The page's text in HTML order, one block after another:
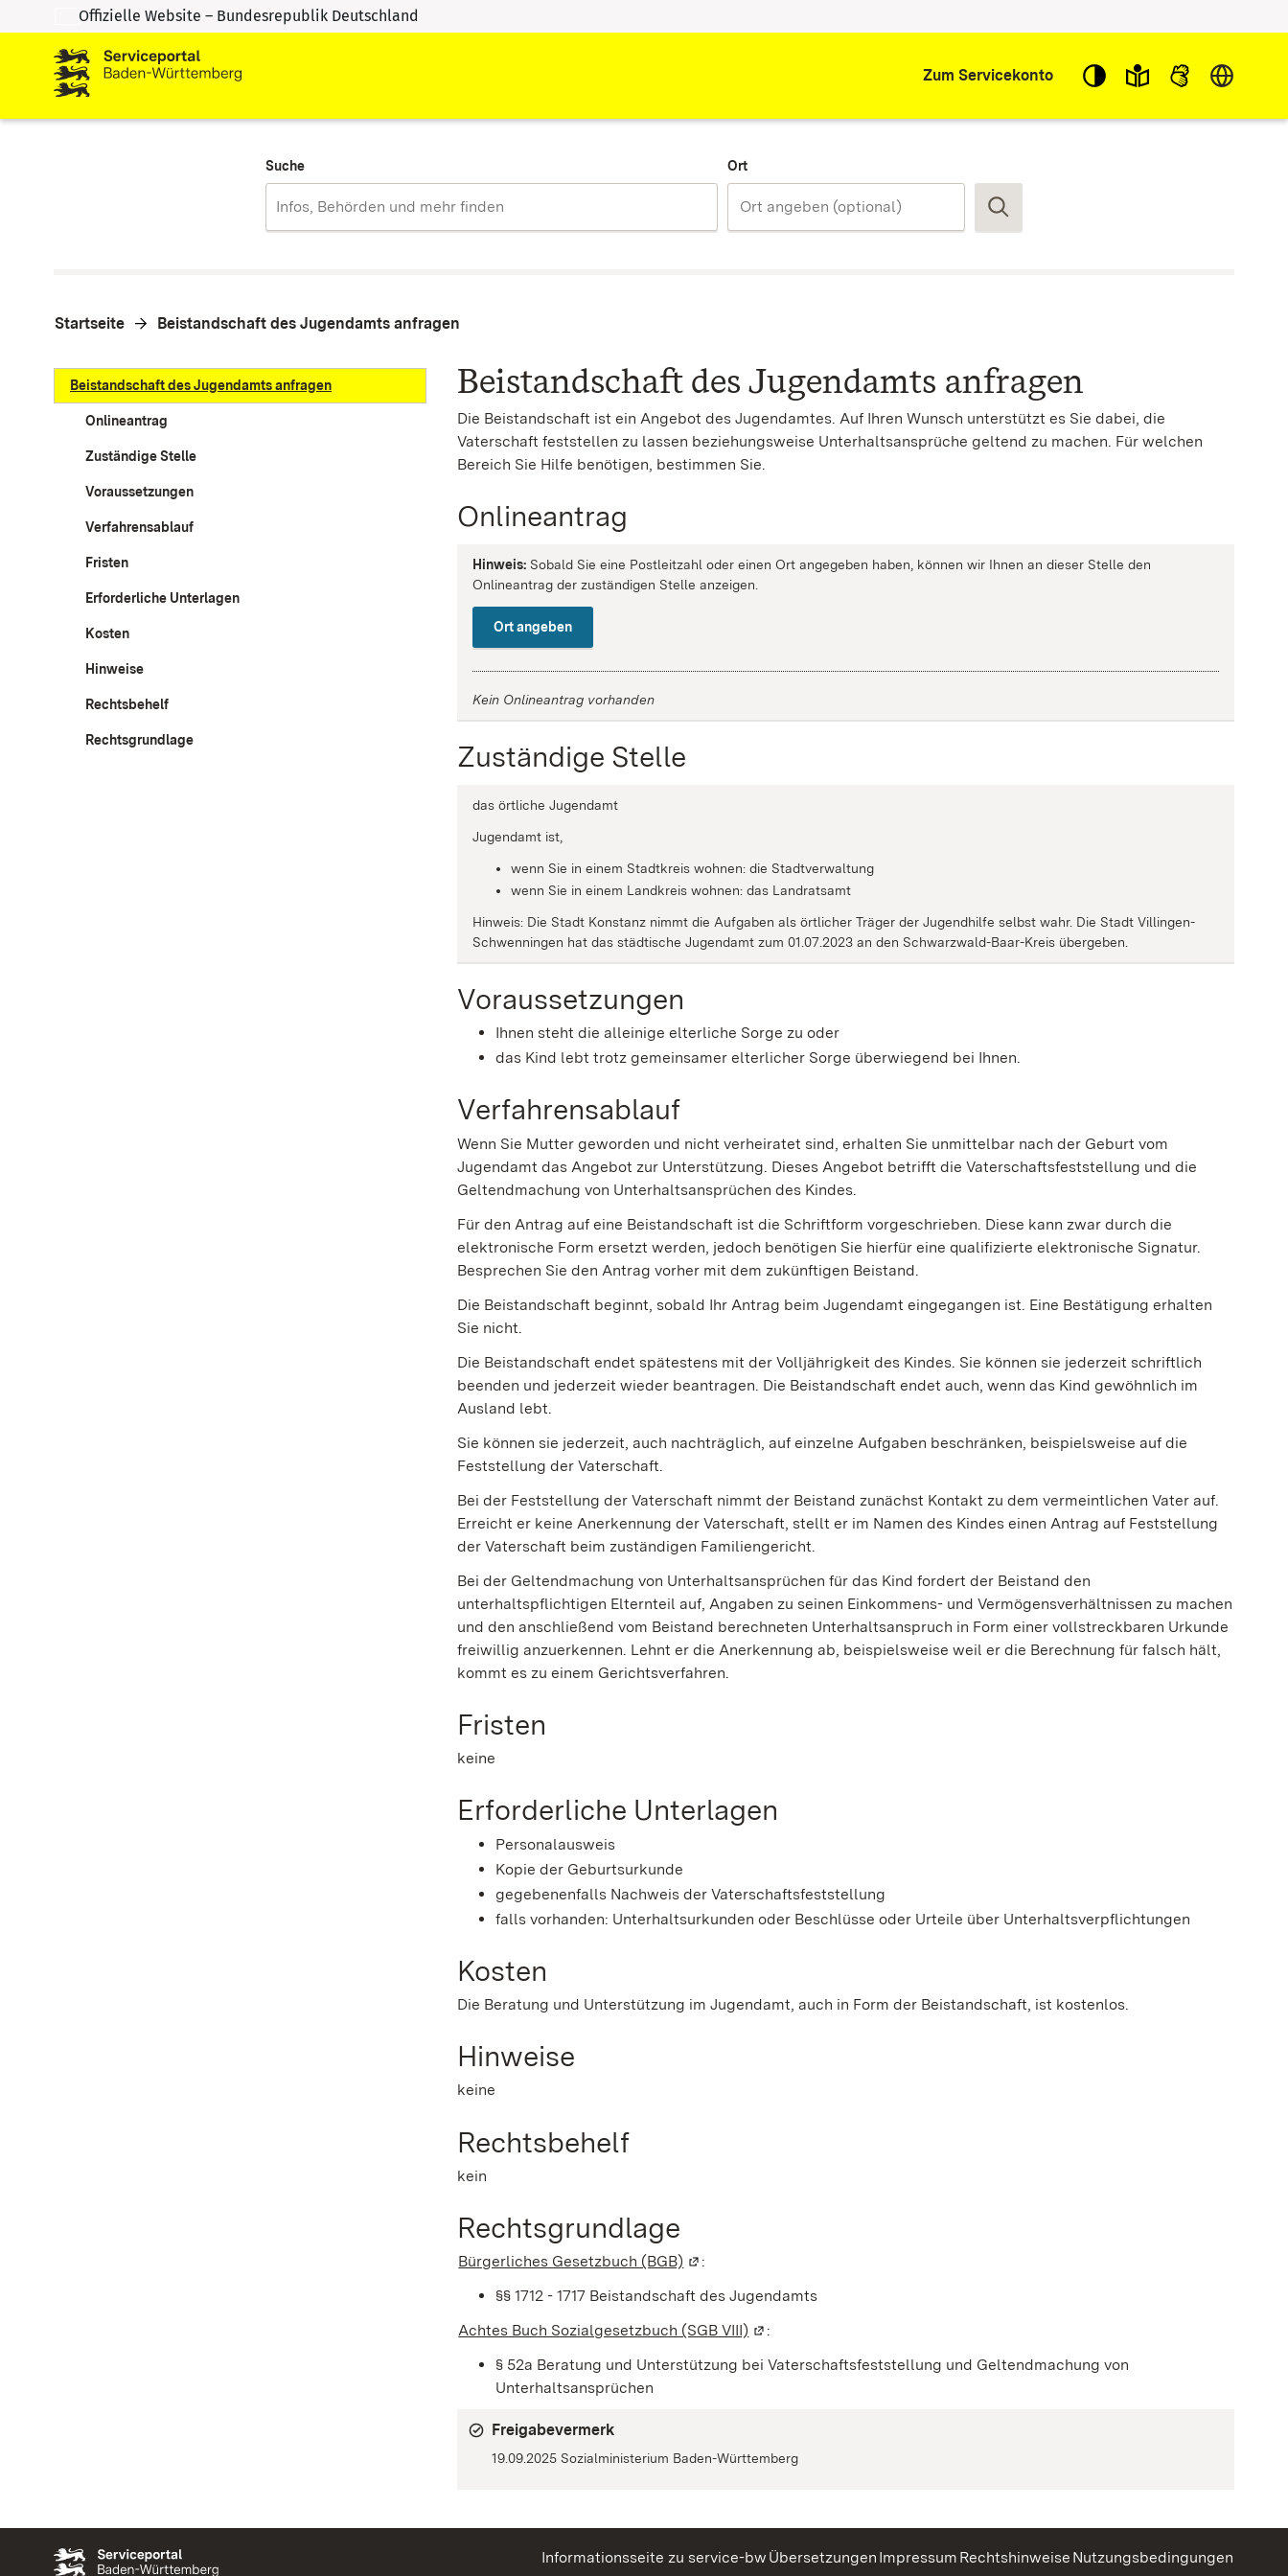
Zum Inhalt springen
Zur Suche springen
Offizielle Website – Bundesrepublik Deutschland
Zum Servicekonto Sprache
Suche Ort
Suchen
Startseite Beistandschaft des Jugendamts anfragen
Beistandschaft des Jugendamts anfragen
Onlineantrag
Zuständige Stelle
Voraussetzungen
Verfahrensablauf
Fristen
Erforderliche Unterlagen
Kosten
Hinweise
Rechtsbehelf
Rechtsgrundlage
Beistandschaft des Jugendamts anfragen
Die Beistandschaft ist ein Angebot des Jugendamtes. Auf Ihren Wunsch unterstützt es Sie dabei, die
Vaterschaft feststellen zu lassen beziehungsweise Unterhaltsansprüche geltend zu machen. Für welchen
Bereich Sie Hilfe benötigen, bestimmen Sie.
Onlineantrag
Hinweis: Sobald Sie eine Postleitzahl oder einen Ort angegeben haben, können wir Ihnen an dieser Stelle den
Onlineantrag der zuständigen Stelle anzeigen.
Ort angeben
Kein Onlineantrag vorhanden
Zuständige Stelle
das örtliche Jugendamt
Jugendamt ist,
wenn Sie in einem Stadtkreis wohnen: die Stadtverwaltung
wenn Sie in einem Landkreis wohnen: das Landratsamt
Hinweis: Die Stadt Konstanz nimmt die Aufgaben als örtlicher Träger der Jugendhilfe selbst wahr. Die Stadt Villingen-
Schwenningen hat das städtische Jugendamt zum 01.07.2023 an den Schwarzwald-Baar-Kreis übergeben.
Voraussetzungen
Ihnen steht die alleinige elterliche Sorge zu oder
das Kind lebt trotz gemeinsamer elterlicher Sorge überwiegend bei Ihnen.
Verfahrensablauf
Wenn Sie Mutter geworden und nicht verheiratet sind, erhalten Sie unmittelbar nach der Geburt vom
Jugendamt das Angebot zur Unterstützung. Dieses Angebot betrifft die Vaterschaftsfeststellung und die
Geltendmachung von Unterhaltsansprüchen des Kindes.
Für den Antrag auf eine Beistandschaft ist die Schriftform vorgeschrieben. Diese kann zwar durch die
elektronische Form ersetzt werden, jedoch benötigen Sie hierfür eine qualifizierte elektronische Signatur.
Besprechen Sie den Antrag vorher mit dem zukünftigen Beistand.
Die Beistandschaft beginnt, sobald Ihr Antrag beim Jugendamt eingegangen ist. Eine Bestätigung erhalten
Sie nicht.
Die Beistandschaft endet spätestens mit der Volljährigkeit des Kindes. Sie können sie jederzeit schriftlich
beenden und jederzeit wieder beantragen. Die Beistandschaft endet auch, wenn das Kind gewöhnlich im
Ausland lebt.
Sie können sie jederzeit, auch nachträglich, auf einzelne Aufgaben beschränken, beispielsweise auf die
Feststellung der Vaterschaft.
Bei der Feststellung der Vaterschaft nimmt der Beistand zunächst Kontakt zu dem vermeintlichen Vater auf.
Erreicht er keine Anerkennung der Vaterschaft, stellt er im Namen des Kindes einen Antrag auf Feststellung
der Vaterschaft beim zuständigen Familiengericht.
Bei der Geltendmachung von Unterhaltsansprüchen für das Kind fordert der Beistand den
unterhaltspflichtigen Elternteil auf, Angaben zu seinen Einkommens- und Vermögensverhältnissen zu machen
und den anschließend vom Beistand berechneten Unterhaltsanspruch in Form einer vollstreckbaren Urkunde
freiwillig anzuerkennen. Lehnt er die Anerkennung ab, beispielsweise weil er die Berechnung für falsch hält,
kommt es zu einem Gerichtsverfahren.
Fristen
keine
Erforderliche Unterlagen
Personalausweis
Kopie der Geburtsurkunde
gegebenenfalls Nachweis der Vaterschaftsfeststellung
falls vorhanden: Unterhaltsurkunden oder Beschlüsse oder Urteile über Unterhaltsverpflichtungen
Kosten
Die Beratung und Unterstützung im Jugendamt, auch in Form der Beistandschaft, ist kostenlos.
Hinweise
keine
Rechtsbehelf
kein
Rechtsgrundlage
Bürgerliches Gesetzbuch (BGB) (Wird in einem neuen Fenster geöffnet)
:
§§ 1712 - 1717 Beistandschaft des Jugendamts
Achtes Buch Sozialgesetzbuch (SGB VIII) (Wird in einem neuen Fenster geöffnet)
:
§ 52a Beratung und Unterstützung bei Vaterschaftsfeststellung und Geltendmachung von
Unterhaltsansprüchen
Freigabevermerk
19.09.2025 Sozialministerium Baden-Württemberg
Informationsseite zu service-bw Übersetzungen Impressum Rechtshinweise Nutzungsbedingungen